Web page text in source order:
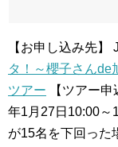
【お申し込み先】
タ！～櫻子さん
ツアー 【ツアー申
年1月27日10:00～
が15名を下回った